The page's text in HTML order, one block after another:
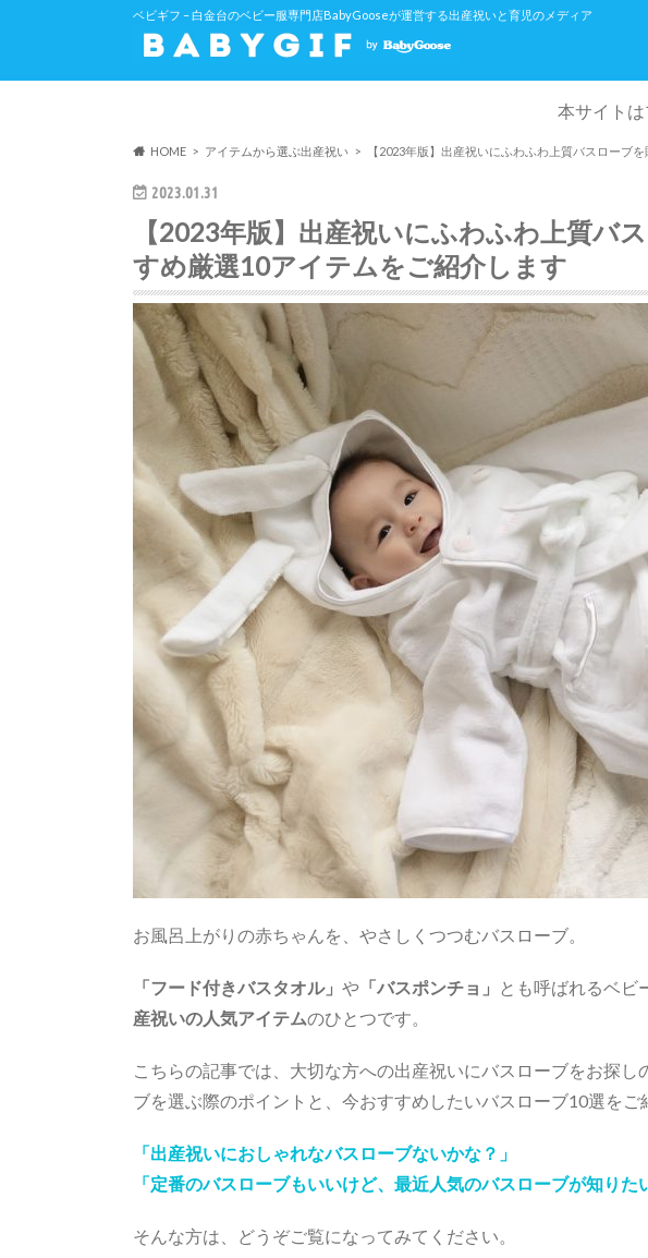
ベビギフ – 白金台のベビー服専門店BabyGooseが運営する出産祝いと育児のメディア
本サイト
HOME アイテムから選ぶ出産祝い 【2023年版】出産祝いにふわふわ上質バスローブ
2023.01.31
【2023年版】出産祝いにふわふわ上質バ
すめ厳選10アイテムをご紹介します
お風呂上がりの赤ちゃんを、やさしくつつむバスローブ。
「フード付きバスタオル」 や 「バスポンチョ」 とも呼ばれるベビ
産祝いの人気アイテムのひとつです。
こちらの記事では、大切な方への出産祝いにバスローブをお探
ブを選ぶ際のポイントと、今おすすめしたいバスローブ10選をご
「出産祝いにおしゃれなバスローブないかな？」
「定番のバスローブもいいけど、最近人気のバスローブが知りた
そんな方は、どうぞご覧になってみてください。